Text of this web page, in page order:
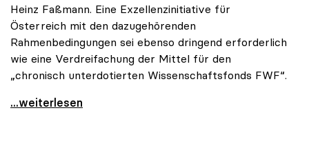
Heinz Faßmann. Eine Exzellenzinitiative für
Österreich mit den dazugehörenden
Rahmenbedingungen sei ebenso dringend erforderlich
wie eine Verdreifachung der Mittel für den
„chronisch unterdotierten Wissenschaftsfonds FWF“.
uniko sieht Wissenschaftsbudget „noch nicht
...weiterlesen